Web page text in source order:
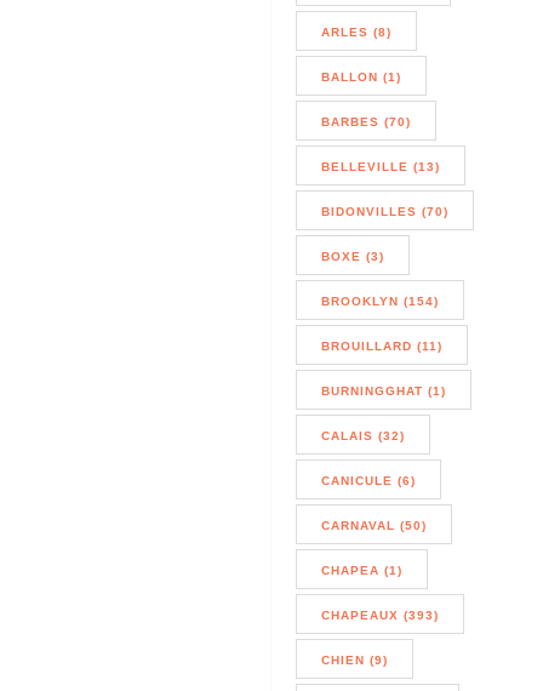
ARLES (8)
BALLON (1)
BARBES (70)
BELLEVILLE (13)
BIDONVILLES (70)
BOXE (3)
BROOKLYN (154)
BROUILLARD (11)
BURNINGGHAT (1)
CALAIS (32)
CANICULE (6)
CARNAVAL (50)
CHAPEA (1)
CHAPEAUX (393)
CHIEN (9)